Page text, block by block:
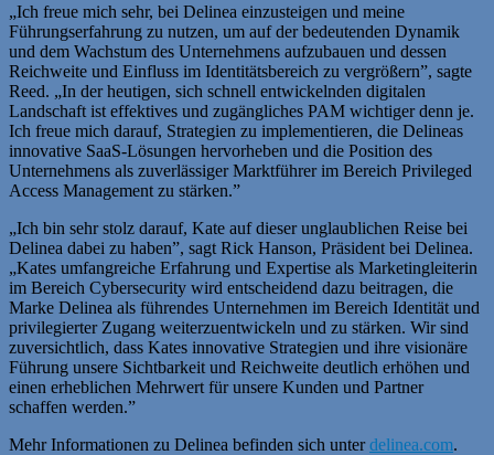
„Ich freue mich sehr, bei Delinea einzusteigen und meine
Führungserfahrung zu nutzen, um auf der bedeutenden Dynamik
und dem Wachstum des Unternehmens aufzubauen und dessen
Reichweite und Einfluss im Identitätsbereich zu vergrößern”, sagte
Reed. „In der heutigen, sich schnell entwickelnden digitalen
Landschaft ist effektives und zugängliches PAM wichtiger denn je.
Ich freue mich darauf, Strategien zu implementieren, die Delineas
innovative SaaS-Lösungen hervorheben und die Position des
Unternehmens als zuverlässiger Marktführer im Bereich Privileged
Access Management zu stärken.”
„Ich bin sehr stolz darauf, Kate auf dieser unglaublichen Reise bei
Delinea dabei zu haben”, sagt Rick Hanson, Präsident bei Delinea.
„Kates umfangreiche Erfahrung und Expertise als Marketingleiterin
im Bereich Cybersecurity wird entscheidend dazu beitragen, die
Marke Delinea als führendes Unternehmen im Bereich Identität und
privilegierter Zugang weiterzuentwickeln und zu stärken. Wir sind
zuversichtlich, dass Kates innovative Strategien und ihre visionäre
Führung unsere Sichtbarkeit und Reichweite deutlich erhöhen und
einen erheblichen Mehrwert für unsere Kunden und Partner
schaffen werden.”
Mehr Informationen zu Delinea befinden sich unterdelinea.com.